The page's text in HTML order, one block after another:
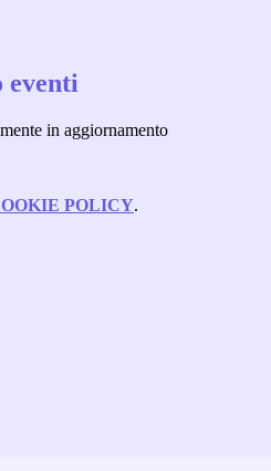
eventi
in aggiornamento
POLICY.